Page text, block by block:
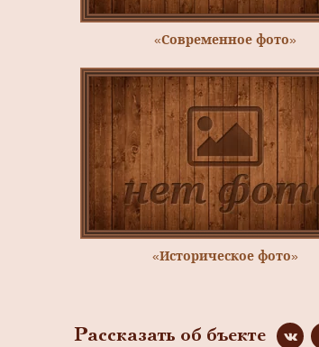
«Современное фото»
«Историческое фото»
Рассказать об бъекте